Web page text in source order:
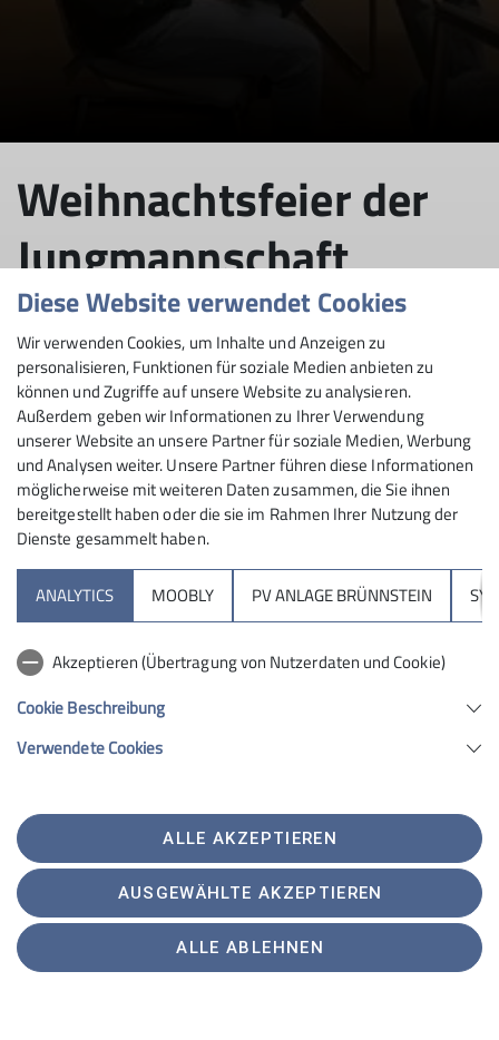
Weihnachtsfeier der
Jungmannschaft
19.12.2022
Jungmannschaft
Am 19.12. traf sich die Jungmannschaft zur
Weihnachtsfeier in der Geschäftsstelle.
Diese Website verwendet Cookies
Wir verwenden Cookies, um Inhalte und Anzeigen zu
personalisieren, Funktionen für soziale Medien anbieten zu
können und Zugriffe auf unsere Website zu analysieren.
Außerdem geben wir Informationen zu Ihrer Verwendung
unserer Website an unsere Partner für soziale Medien, Werbung
und Analysen weiter. Unsere Partner führen diese Informationen
möglicherweise mit weiteren Daten zusammen, die Sie ihnen
bereitgestellt haben oder die sie im Rahmen Ihrer Nutzung der
Dienste gesammelt haben.
ANALYTICS MOOBLY PV ANLAGE BRÜNNSTEIN
Akzeptieren (Übertragung von Nutzerdaten und Cookie)
Cookie Beschreibung
Verwendete Cookies
ALLE AKZEPTIEREN
AUSGEWÄHLTE AKZEPTIEREN
ALLE ABLEHNEN